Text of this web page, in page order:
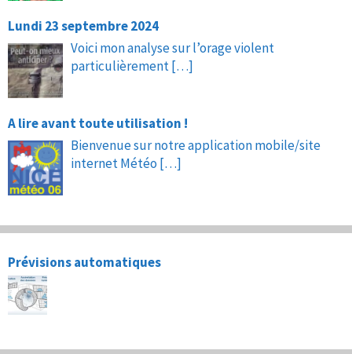
Lundi 23 septembre 2024
Voici mon analyse sur l’orage violent
particulièrement[…]
A lire avant toute utilisation !
Bienvenue sur notre application mobile/site
internet Météo […]
Prévisions automatiques